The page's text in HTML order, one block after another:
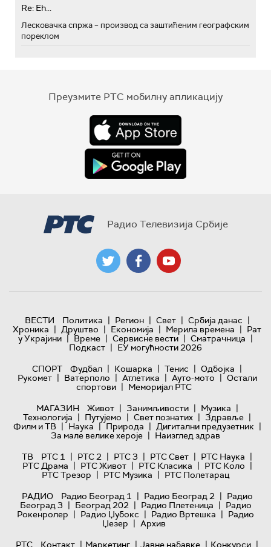
Re: Eh...
Лесковачка спржа – производ са заштићеним географским
пореклом
Преузмите РТС мобилну апликацију
Радио Телевизија Србије
ВЕСТИ Политика | Регион | Свет | Србија данас |
Хроника | Друштво | Економија | Мерила времена | Рат
у Украјини | Време | Сервисне вести | Сматрачница |
Подкаст | ЕУ могућности 2026
СПОРТ
Фудбал | Кошарка | Тенис | Одбојка |
Рукомет | Ватерполо | Атлетика | Ауто-мото | Остали
спортови | Меморијал РТС
МАГАЗИН
Живот | Занимљивости | Музика |
Технологијa | Путујемо | Свет познатих | Здравље |
Филм и ТВ | Наука | Природа | Дигитални предузетник |
За мале велике хероје | Наизглед здрав
ТВ
РТС 1 | РТС 2 | РТС 3 | РТС Свет | РТС Наука |
РТС Драма | РТС Живот | РТС Класика | РТС Коло |
РТС Трезор | РТС Музика | РТС Полетарац
РАДИО
Радио Београд 1 | Радио Београд 2 | Радио
Београд 3 | Београд 202 | Радио Плетеница | Радио
Рокенролер | Радио Џубокс | Радио Вртешка | Радио
Џезер | Архив
РТС
Контакт | Маркетинг | Јавне набавке | Конкурси |